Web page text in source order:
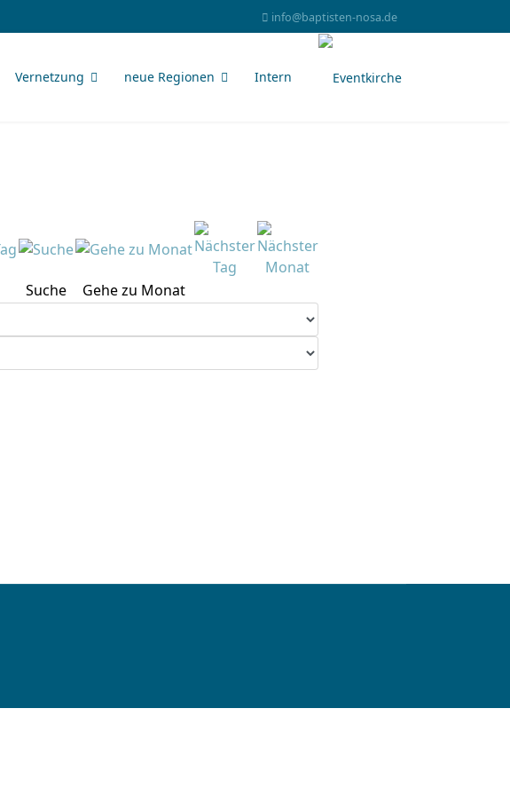
info@baptisten-nosa.de
Vernetzung neue Regionen Intern
Suche Gehe zu Monat